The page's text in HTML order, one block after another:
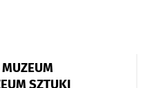
SZTUKI